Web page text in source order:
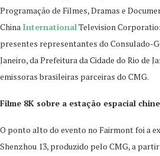
Programação de Filmes, Dramas e
China InternationalTelevision
presentes representantes do Consulado-
Janeiro, da Prefeitura da Cidade do Rio de
emissoras brasileiras parceiras do CMG.
Filme 8K sobre a estação espacial
O ponto alto do evento no Fairmont foi a
Shenzhou 13, produzido pelo CMG, a